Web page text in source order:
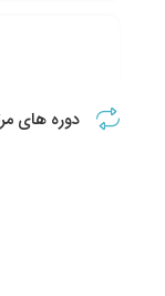
دوره های